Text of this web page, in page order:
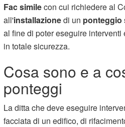
Fac similecon cui richiedere al
all'installazionedi un ponteggio
al fine di poter eseguire
in totale sicurezza.
Cosa sono e a
ponteggi
La ditta che deve eseguire
facciata di un edifico, di